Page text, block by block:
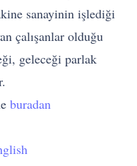
sanayinin işlediği
çalışanlar olduğu
geleceği parlak
buradan